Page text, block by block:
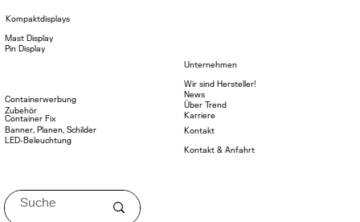
Mast Display
Kompaktdisplays
Pin Display
Wir sind Hersteller!
Unternehmen
News
Über Trend
Karriere
Kontakt & Anfahrt
Kontakt
Container Fix
Containerwerbung
Banner, Planen, Schilder
Zubehör
LED-Beleuchtung